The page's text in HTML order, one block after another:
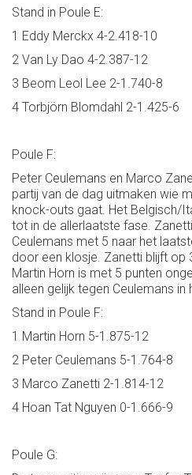
Stand in Poule E:
1 Eddy Merckx 4-2.418-10
2 Van Ly Dao 4-2.387-12
3 Beom Leol Lee 2-1.740-8
4 Torbjörn Blomdahl 2-1.425-6
Poule F:
Peter Ceulemans en Marco
partij van de dag uitmaken wie
knock-outs gaat. Het Belgisch/
tot in de allerlaatste fase.
Ceulemans met 5 naar het
door een klosje. Zanetti blijft op
Martin Horn is met 5 punten
alleen gelijk tegen Ceulemans
Stand in Poule F:
1 Martin Horn 5-1.875-12
2 Peter Ceulemans 5-1.764-8
3 Marco Zanetti 2-1.814-12
4 Hoan Tat Nguyen 0-1.666-9
Poule G: